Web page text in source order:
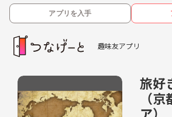
アプリを入手
趣味友アプリ
旅好
（
ア）